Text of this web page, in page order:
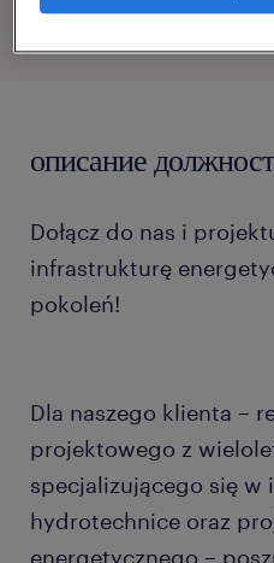
описание
Dołącz do nas i
infrastrukturę
pokoleń!
Dla naszego klienta –
projektowego z
specjalizującego się w
hydrotechnice oraz
energetycznego –